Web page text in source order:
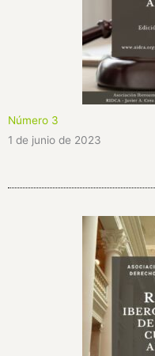
Número 3
1 de junio de 2023